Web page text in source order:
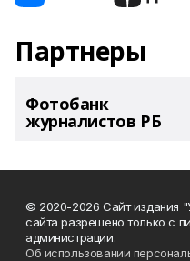
Партнеры
Фотобанк
журналистов РБ
© 2020-2026 Сайт издания
сайта разрешено только с
администрации.
Об использовании